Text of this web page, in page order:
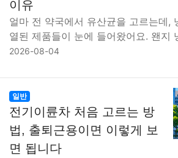
이유
얼마 전 약국에서 유산균을 고르는데,
열된 제품들이 눈에 들어왔어요. 왠지
2026-08-04
일반
전기이륜차 처음 고르는 방
법, 출퇴근용이면 이렇게 보
면 됩니다